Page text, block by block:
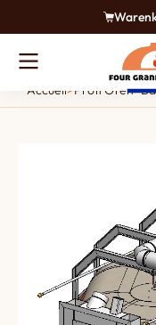
Accueil>Profi Öfen>